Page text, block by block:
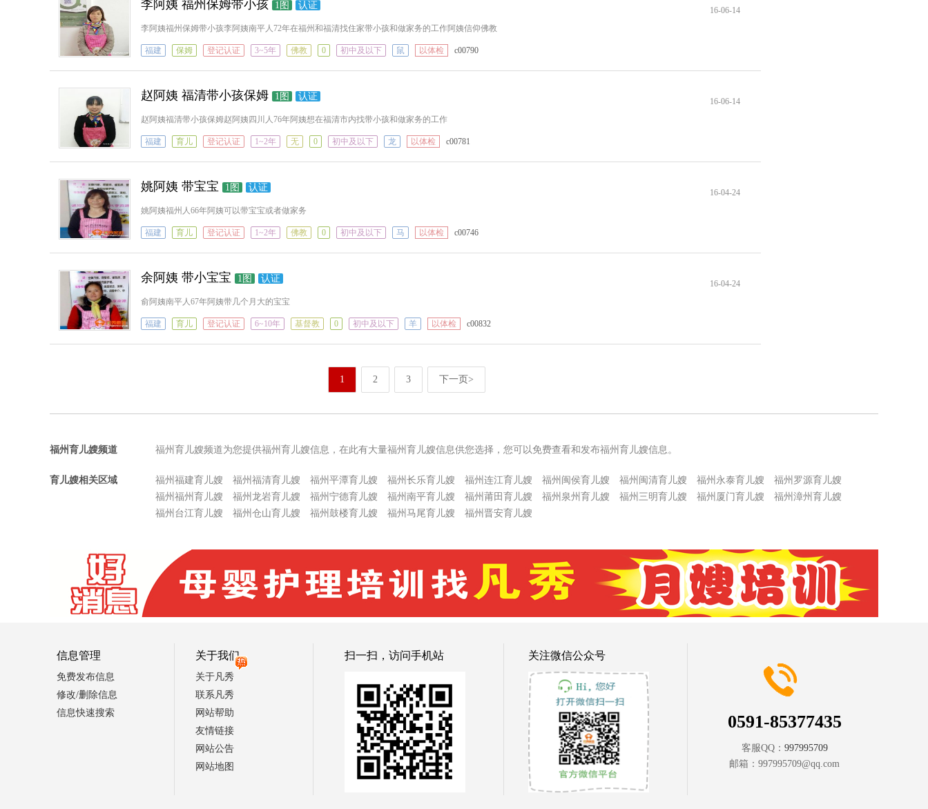
16-06-14
李阿姨 福州保姆带小孩 1图 认证
李阿姨福州保姆带小孩李阿姨南平人72年在福州和福清找住家带小孩和做家务的工作阿姨信仰佛教
福建 保姆 登记认证 3~5年 佛教 0 初中及以下 鼠 以体检 c00790
16-06-14
赵阿姨 福清带小孩保姆 1图 认证
赵阿姨福清带小孩保姆赵阿姨四川人76年阿姨想在福清市内找带小孩和做家务的工作
福建 育儿 登记认证 1~2年 无 0 初中及以下 龙 以体检 c00781
16-04-24
姚阿姨 带宝宝 1图 认证
姚阿姨福州人66年阿姨可以带宝宝或者做家务
福建 育儿 登记认证 1~2年 佛教 0 初中及以下 马 以体检 c00746
16-04-24
余阿姨 带小宝宝 1图 认证
俞阿姨南平人67年阿姨带几个月大的宝宝
福建 育儿 登记认证 6~10年 基督教 0 初中及以下 羊 以体检 c00832
1 2 3 下一页>
福州育儿嫂频道 福州育儿嫂频道为您提供福州育儿嫂信息，在此有大量福州育儿嫂信息供您选择，您可以免费查看和发布福州育儿嫂信息。
育儿嫂相关区域 福州福建育儿嫂 福州福清育儿嫂 福州平潭育儿嫂 福州长乐育儿嫂 福州连江育儿嫂 福州闽侯育儿嫂 福州闽清育儿嫂 福州永泰育儿嫂
福州罗源育儿嫂
福州福州育儿嫂
福州龙岩育儿嫂 福州宁德育儿嫂 福州南平育儿嫂 福州莆田育儿嫂 福州泉州育儿嫂 福州三明育儿嫂 福州厦门育儿嫂
福州漳州育儿嫂
福州台江育儿嫂
福州仓山育儿嫂 福州鼓楼育儿嫂 福州马尾育儿嫂 福州晋安育儿嫂
信息管理
免费发布信息
修改/删除信息
信息快速搜索
关于我们
关于凡秀
联系凡秀
网站帮助
友情链接
网站公告
网站地图
扫一扫，访问手机站 关注微信公众号
0591-85377435
客服QQ： 997995709
邮箱： 997995709@qq.com